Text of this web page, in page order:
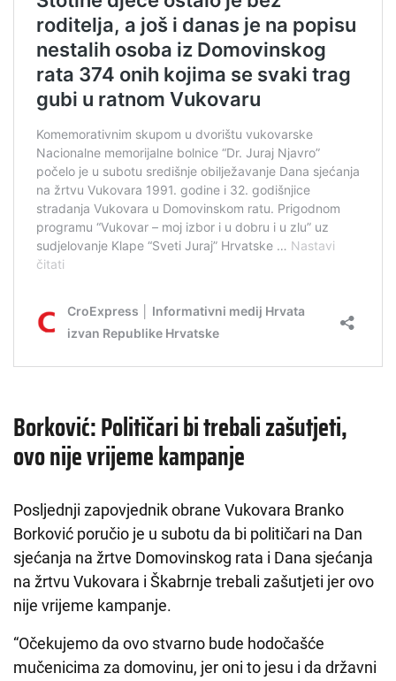
Borković: Političari bi trebali zašutjeti,
ovo nije vrijeme kampanje
Posljednji zapovjednik obrane Vukovara Branko
Borković poručio je u subotu da bi političari na Dan
sjećanja na žrtve Domovinskog rata i Dana sjećanja
na žrtvu Vukovara i Škabrnje trebali zašutjeti jer ovo
nije vrijeme kampanje.
“Očekujemo da ovo stvarno bude hodočašće
mučenicima za domovinu, jer oni to jesu i da državni